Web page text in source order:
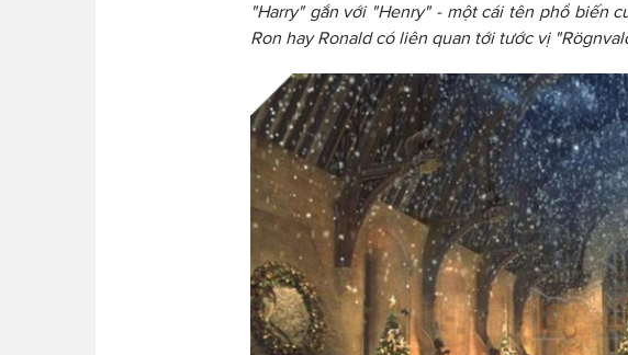
"Harry" gắn với "Henry" - một cái tên phổ biến
Ron hay Ronald có liên quan tới tước vị